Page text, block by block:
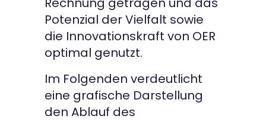
Potenzial der Vielfalt sowie
die Innovationskraft von OER
optimal genutzt.
Im Folgenden verdeutlicht
eine grafische Darstellung
den Ablauf des